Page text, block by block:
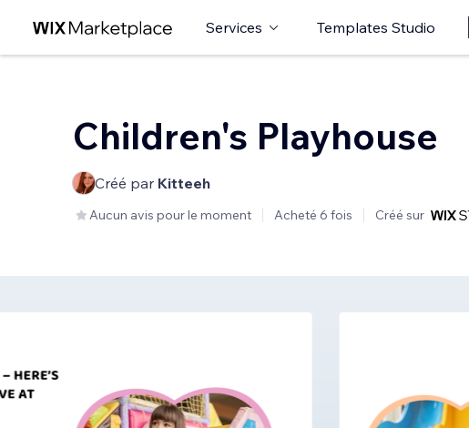
Services Templates Studio
Children's Playhouse
Créé par Kitteeh
Aucun avis pour le moment Acheté 6 fois Créé sur